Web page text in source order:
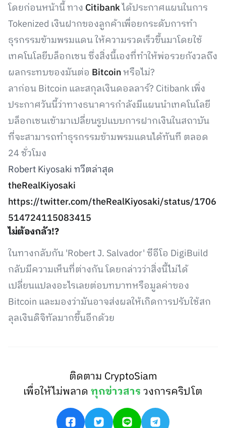
โดยก่อนหน้านี้ ทาง Citibankได้ประกาศแผนในการ
Tokenized เงินฝากของลูกค้าเพื่อยกระดับการทำ
ธุรกรรมข้ามพรมแดน ให้ความรวดเร็วขึ้นมาโดยใช้
เทคโนโลยีบล็อกเชน ซึ่งสิ่งนี้เองที่ทำให้พ่อรวยกังวลถึง
ผลกระทบของมันต่อ Bitcoinหรือไม่?
ลาก่อน Bitcoin และสกุลเงินดอลลาร์? Citibank เพิ่ง
ประกาศวันนี้ว่าทางธนาคารกำลังมีแผนนำเทคโนโลยี
บล็อกเชนเข้ามาเปลี่ยนรูปแบบการฝากเงินในสถาบัน
ที่จะสามารถทำธุรกรรมข้ามพรมแดนได้ทันที ตลอด
24 ชั่วโมง
Robert Kiyosaki ทวีตล่าสุด
theRealKiyosaki
https://twitter.com/theRealKiyosaki/status/1706
514724115083415
ไม่ต้องกลัว!?
ในทางกลับกัน 'Robert J. Salvador' ซีอีโอ DigiBuild
กลับมีความเห็นที่ต่างกัน โดยกล่าวว่าสิ่งนี้ไม่ได้
เปลี่ยนแปลงอะไรเลยต่อบทบาทหรือมูลค่าของ
Bitcoin และมองว่ามันอาจส่งผลให้เกิดการปรับใช้สก
ลุลเงินดิจิทัลมากขึ้นอีกด้วย
ติดตาม CryptoSiam
เพื่อให้ไม่พลาดทุกข่าวสารวงการคริปโต